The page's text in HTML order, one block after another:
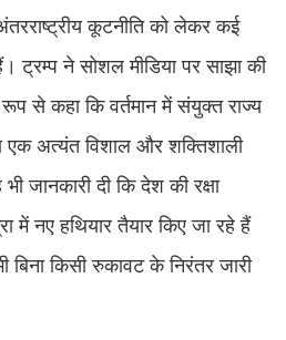
कूटनीति को लेकर कई
ट्रम्प ने सोशल मीडिया पर साझा की
से कहा कि वर्तमान में संयुक्त राज्य
एक अत्यंत विशाल और शक्तिशाली
जानकारी दी कि देश की रक्षा
में नए हथियार तैयार किए जा रहे हैं
बिना किसी रुकावट के निरंतर जारी